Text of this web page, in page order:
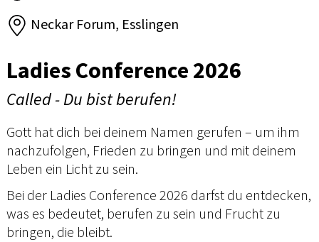
Neckar Forum, Esslingen
Ladies Conference 2026
Called - Du bist berufen!
Gott hat dich bei deinem Namen gerufen – um ihm
nachzufolgen, Frieden zu bringen und mit deinem
Leben ein Licht zu sein.
Bei der Ladies Conference 2026 darfst du entdecken,
was es bedeutet, berufen zu sein und Frucht zu
bringen, die bleibt.